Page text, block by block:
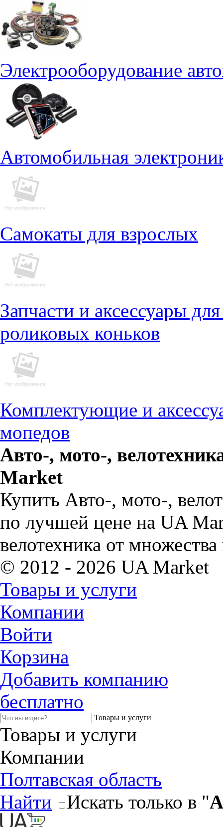
Электрооборудование
Автомобильная
Самокаты для взрослых
Запчасти и аксессуары
роликовых коньков
Комплектующие и
мопедов
Авто-, мото-,
Market
Купить Авто-, мото-,
по лучшей цене на UA
велотехника от
© 2012 - 2026 UA Market
Товары и услуги
Компании
Войти
Корзина
Добавить компанию
бесплатно
Товары и услуги
Товары и услуги
Компании
Полтавская область
Найти
Искать только в "